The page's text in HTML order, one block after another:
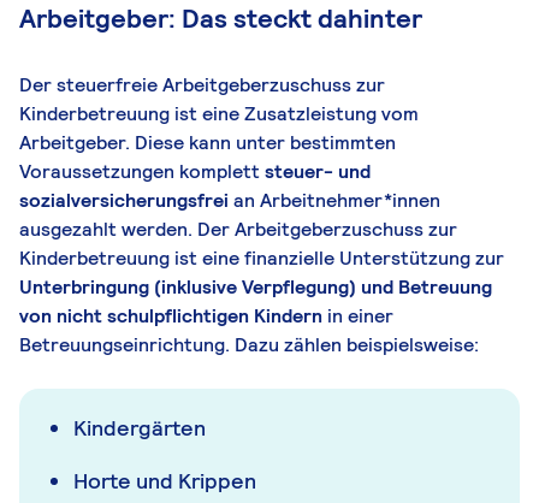
Arbeitgeber: Das steckt dahinter
Der steuerfreie Arbeitgeberzuschuss zur
Kinderbetreuung ist eine Zusatzleistung vom
Arbeitgeber. Diese kann unter bestimmten
Voraussetzungen komplettsteuer- und
sozialversicherungsfrei an Arbeitnehmer*innen
ausgezahlt werden. Der Arbeitgeberzuschuss zur
Kinderbetreuung ist eine finanzielle Unterstützung zur
Unterbringung (inklusive Verpflegung) und Betreuung
von nicht schulpflichtigen Kindern in einer
Betreuungseinrichtung. Dazu zählen beispielsweise:
Kindergärten
Horte und Krippen